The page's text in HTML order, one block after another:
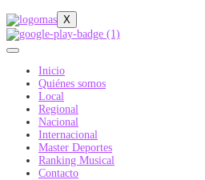
X
Inicio
Quiénes somos
Local
Regional
Nacional
Internacional
Master Deportes
Ranking Musical
Contacto